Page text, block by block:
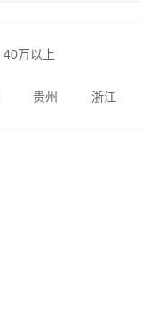
40万以上
贵州 浙江